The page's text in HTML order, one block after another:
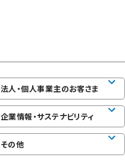
法人・個人事業主のお客さま
企業情報・サステナビリティ
その他